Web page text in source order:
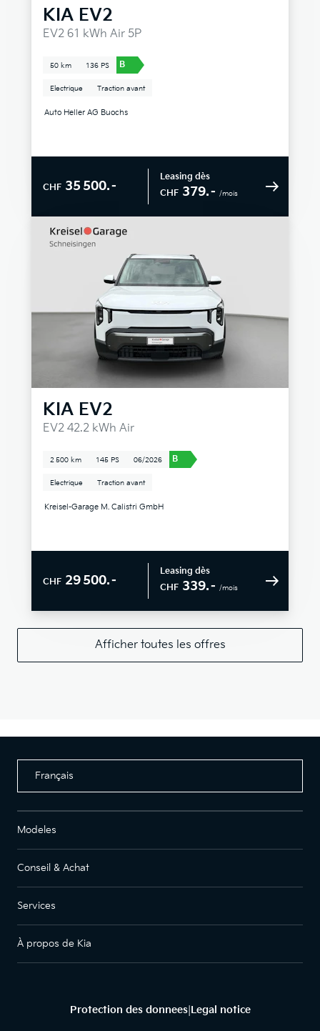
KIA EV2
EV2 61 kWh Air 5P
50 km 136 PS B
Electrique Traction avant
Auto Heller AG Buochs
CHF 35 500.–
Leasing dès
CHF 379.– /mois
KIA EV2
EV2 42.2 kWh Air
2 500 km 145 PS 06/2026 B
Electrique Traction avant
Kreisel-Garage M. Calistri GmbH
CHF 29 500.–
Leasing dès
CHF 339.– /mois
Afficher toutes les offres
Français
Modeles
Conseil & Achat
Services
À propos de Kia
Protection des donnees| Legal notice